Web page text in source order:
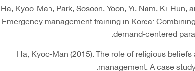
- Ha, Kyoo-Man, Park, Sosoon, Yoon, Yi, Nam, Ki-Hun,
Emergency management training in Korea:
demand-centered
- Ha, Kyoo-Man (2015). The role of religious
management: A case